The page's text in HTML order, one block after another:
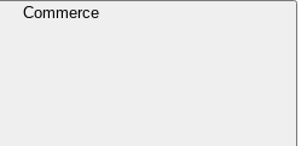
Commerce